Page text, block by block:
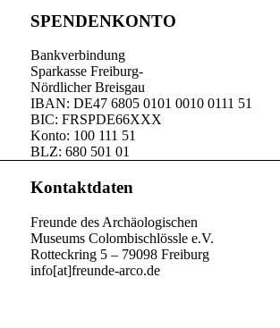
SPENDENKONTO
Bankverbindung
Sparkasse Freiburg-
Nördlicher Breisgau
IBAN: DE47 6805 0101 0010 0111 51
BIC: FRSPDE66XXX
Konto: 100 111 51
BLZ: 680 501 01
Kontaktdaten
Freunde des Archäologischen
Museums Colombischlössle e.V.
Rotteckring 5 – 79098 Freiburg
info[at]freunde-arco.de